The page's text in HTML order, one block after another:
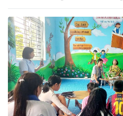
chất lượng cao trên cả nước.